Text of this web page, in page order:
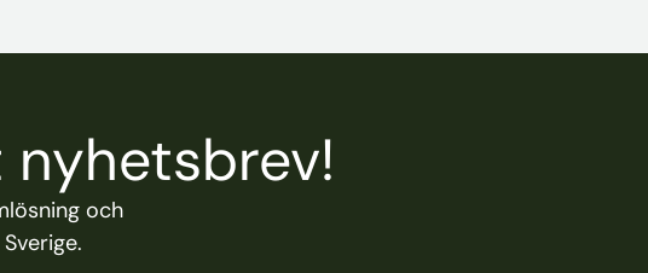
nyhetsbrev!
och